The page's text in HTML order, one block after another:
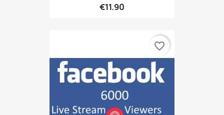
€11.90
favorite_border